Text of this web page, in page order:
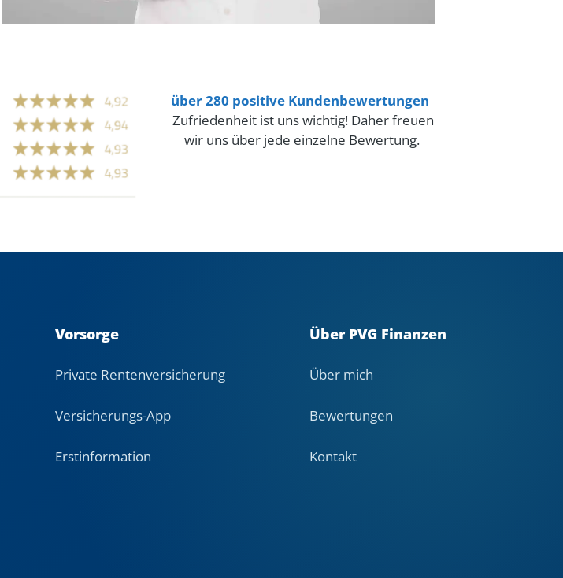
über 280 positive Kundenbewertungen
Zufriedenheit ist uns wichtig! Daher freuen
wir uns über jede einzelne Bewertung.
Vorsorge
Private Rentenversicherung
Versicherungs-App
Erstinformation
Über PVG Finanzen
Über mich
Bewertungen
Kontakt